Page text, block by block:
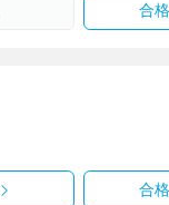
合
合